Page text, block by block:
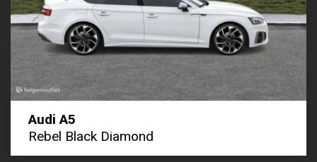
Audi A5
Rebel Black Diamond